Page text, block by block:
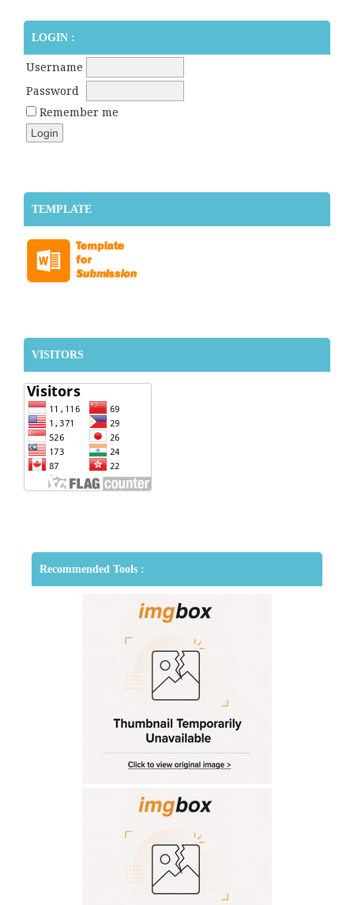
LOGIN :
Username
Password
Remember me
TEMPLATE
VISITORS
Recommended Tools :